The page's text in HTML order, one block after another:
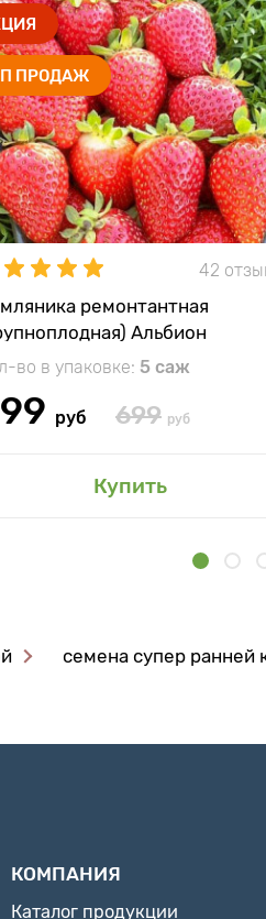
ПРОДАЖ
42
ремонтантная
Альбион
во в упаковке: 5 саж
руб 699 руб
Купить
семена супер ранней
КОМПАНИЯ
Каталог продукции